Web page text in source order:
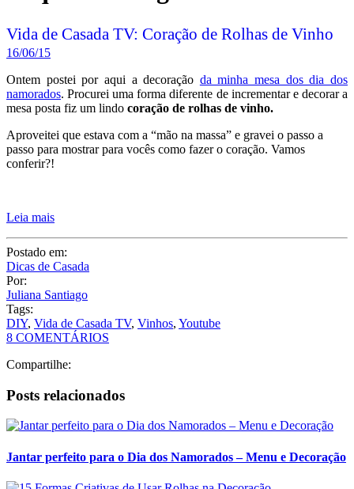
Aproveitei que estava com a “mão na massa” e gravei o passo a
conferir?!
Leia mais
Dicas de Casada
Por:
Juliana Santiago
8 COMENTÁRIOS
Compartilhe:
Posts relacionados
Jantar perfeito para o Dia dos Namorados – Menu e Decoração
15 Formas Criativas de Usar Rolhas na Decoração